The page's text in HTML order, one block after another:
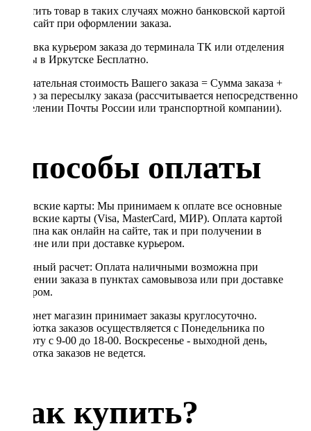
Оплатить товар в таких случаях можно банковской картой
через сайт при оформлении заказа.
Доставка курьером заказа до терминала ТК или отделения
Почты в Иркутске Бесплатно.
Окончательная стоимость Вашего заказа = Сумма заказа +
Тариф за пересылку заказа (рассчитывается непосредственно
в отделении Почты России или транспортной компании).
Способы оплаты
Банковские карты: Мы принимаем к оплате все основные
банковские карты (Visa, MasterCard, МИР). Оплата картой
доступна как онлайн на сайте, так и при получении в
магазине или при доставке курьером.
Наличный расчет: Оплата наличными возможна при
получении заказа в пунктах самовывоза или при доставке
курьером.
Интернет магазин принимает заказы круглосуточно.
Обработка заказов осуществляется с Понедельника по
Субботу с 9-00 до 18-00. Воскресенье - выходной день,
обработка заказов не ведется.
Как купить?